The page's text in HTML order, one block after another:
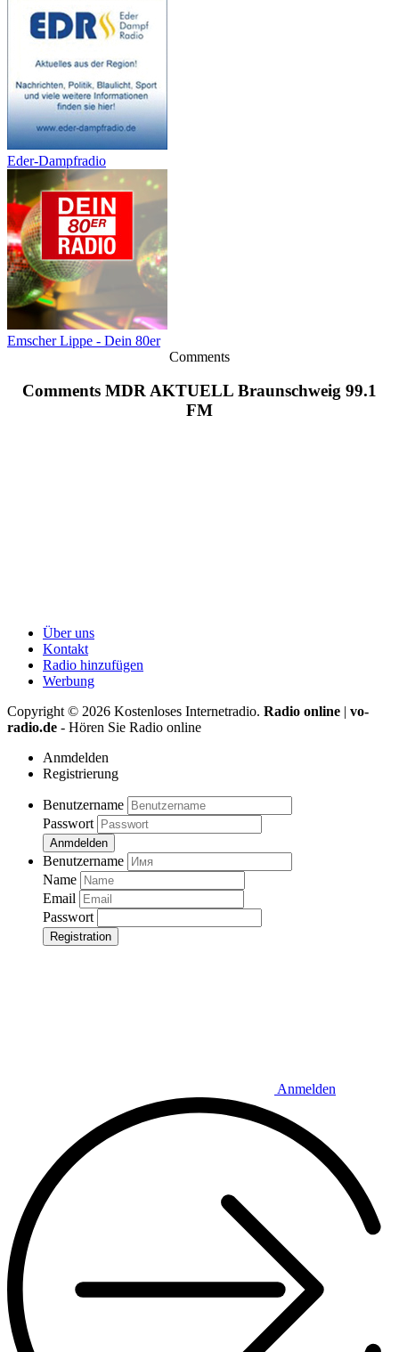
Eder-Dampfradio
Emscher Lippe - Dein 80er
Comments
Comments MDR AKTUELL Braunschweig 99.1
FM
Über uns
Kontakt
Radio hinzufügen
Werbung
Copyright © 2026 Kostenloses Internetradio. Radio online | vo-
radio.de - Hören Sie Radio online
Anmdelden
Registrierung
Benutzername
Passwort
Anmdelden
Benutzername
Name
Email
Passwort
Registration
Anmelden